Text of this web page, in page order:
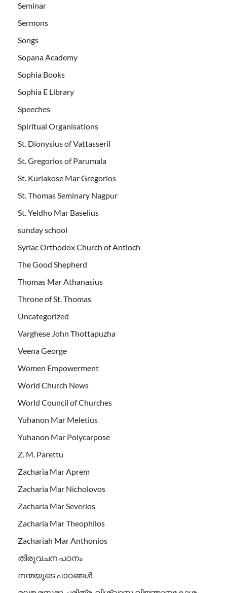
Seminar
Sermons
Songs
Sopana Academy
Sophia Books
Sophia E Library
Speeches
Spiritual Organisations
St. Dionysius of Vattasseril
St. Gregorios of Parumala
St. Kuriakose Mar Gregorios
St. Thomas Seminary Nagpur
St. Yeldho Mar Baselius
sunday school
Syriac Orthodox Church of Antioch
The Good Shepherd
Thomas Mar Athanasius
Throne of St. Thomas
Uncategorized
Varghese John Thottapuzha
Veena George
Women Empowerment
World Church News
World Council of Churches
Yuhanon Mar Meletius
Yuhanon Mar Polycarpose
Z. M. Parettu
Zacharia Mar Aprem
Zacharia Mar Nicholovos
Zacharia Mar Severios
Zacharia Mar Theophilos
Zachariah Mar Anthonios
തിരുവചന പഠനം
നന്മയുടെ പാഠങ്ങള്‍